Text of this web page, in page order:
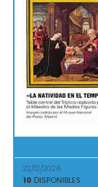
22/12/2026
10 DISPONIBLES